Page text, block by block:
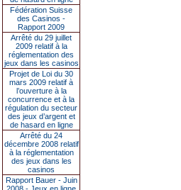
Fédération Suisse
des Casinos -
Rapport 2009
Arrêté du 29 juillet
2009 relatif à la
réglementation des
jeux dans les casinos
Projet de Loi du 30
mars 2009 relatif à
l’ouverture à la
concurrence et à la
régulation du secteur
des jeux d’argent et
de hasard en ligne
Arrêté du 24
décembre 2008 relatif
à la réglementation
des jeux dans les
casinos
Rapport Bauer - Juin